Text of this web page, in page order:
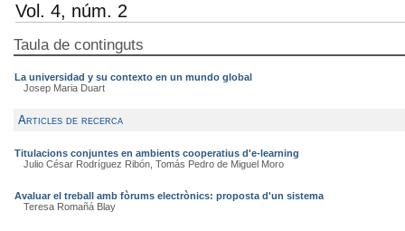
Vol. 4, núm. 2
Taula de continguts
La universidad y su contexto en un mundo global
Josep Maria Duart
Articles de recerca
Titulacions conjuntes en ambients cooperatius d'e-learning
Julio César Rodríguez Ribón, Tomás Pedro de Miguel Moro
Avaluar el treball amb fòrums electrònics: proposta d'un sistema
Teresa Romañá Blay